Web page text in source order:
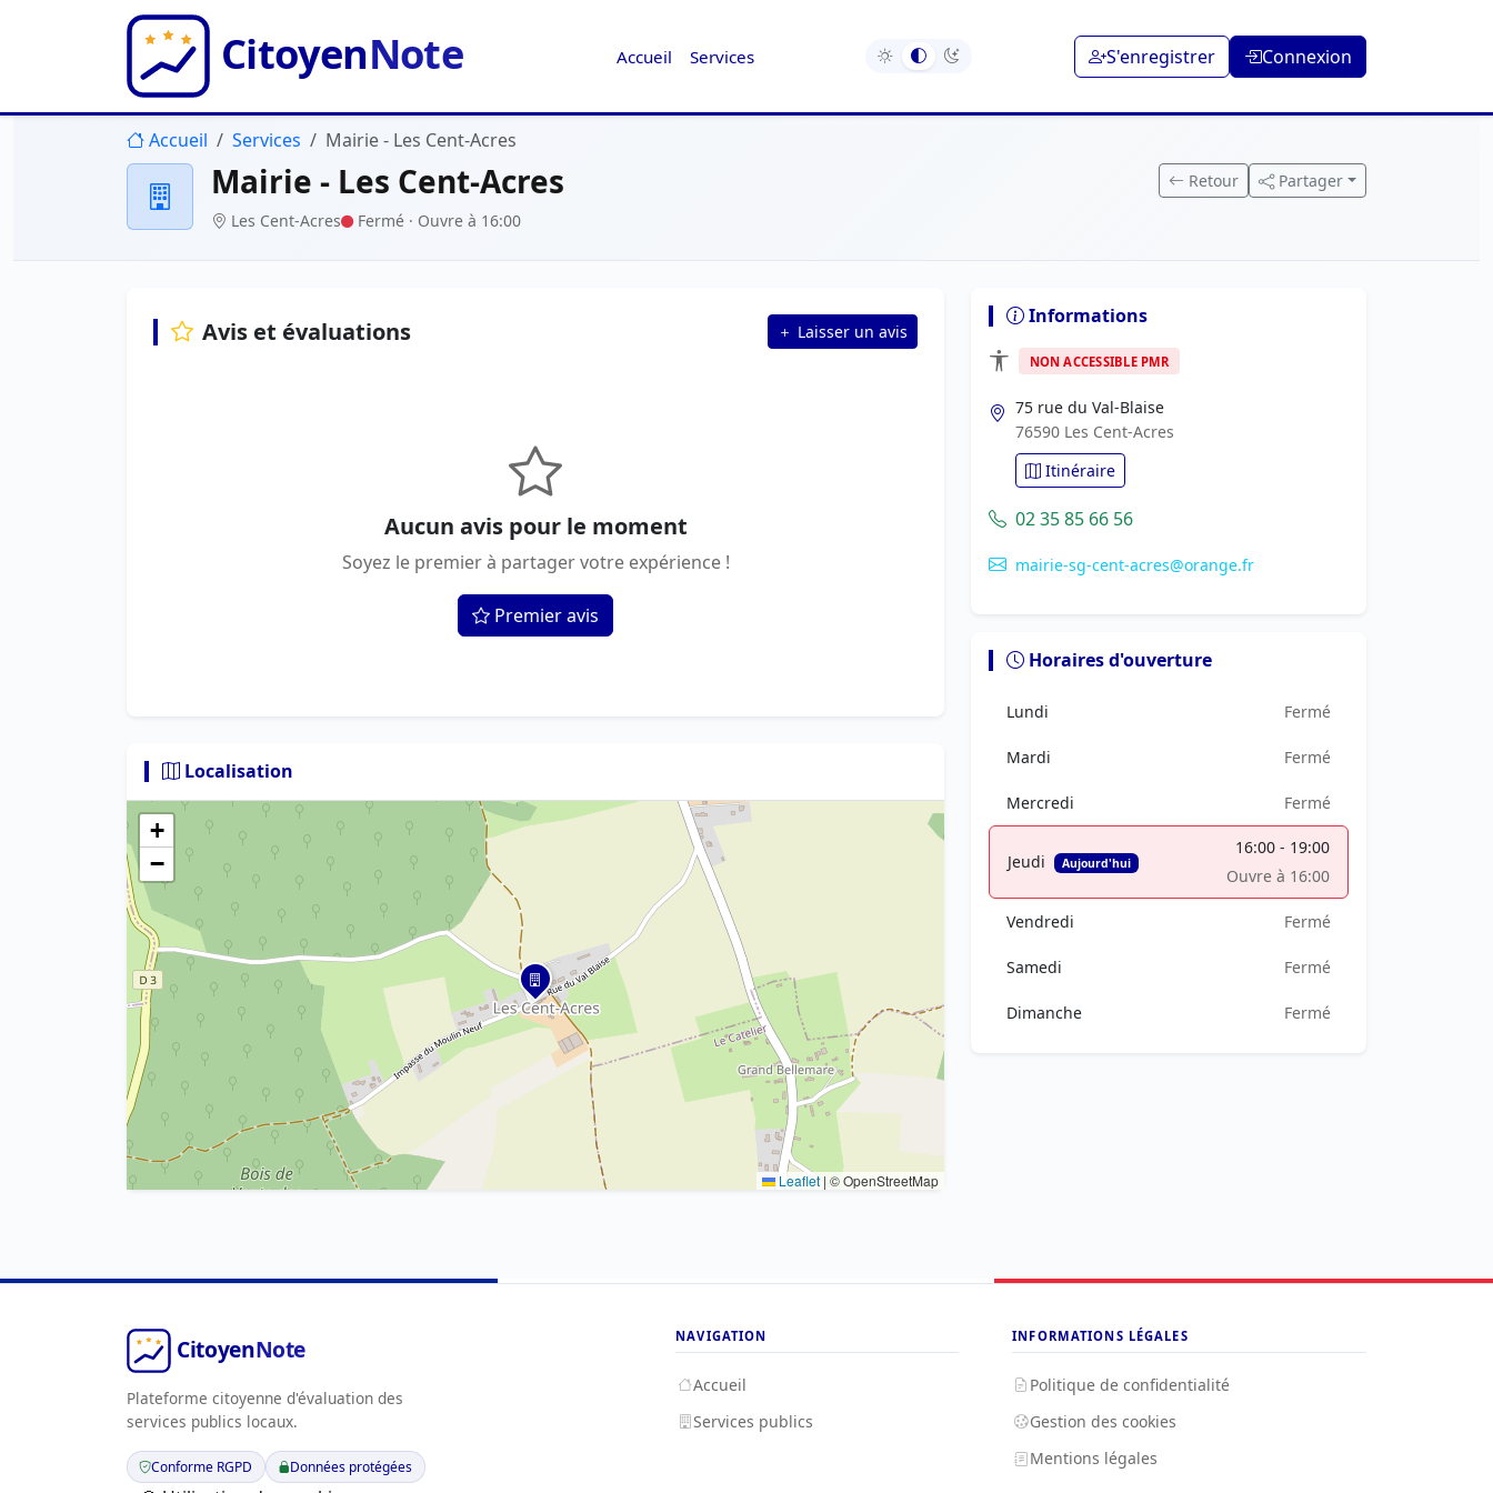
Accueil Services S'enregistrer Connexion
Accueil Services Mairie - Les Cent-Acres
Mairie - Les Cent-Acres
Les Cent-Acres Fermé · Ouvre à 16:00
Retour Partager
Avis et évaluations Laisser un avis
Aucun avis pour le moment
Soyez le premier à partager votre expérience !
Premier avis
Localisation
+
−
Leaflet | © OpenStreetMap
Informations
NON ACCESSIBLE PMR
75 rue du Val-Blaise
76590 Les Cent-Acres
Itinéraire
02 35 85 66 56
mairie-sg-cent-acres@orange.fr
Horaires d'ouverture
Lundi Fermé
Mardi Fermé
Mercredi Fermé
Jeudi Aujourd'hui
16:00 - 19:00
Ouvre à 16:00
Vendredi Fermé
Samedi Fermé
Dimanche Fermé
Plateforme citoyenne d'évaluation des
services publics locaux.
Conforme RGPD Données protégées
NAVIGATION
Accueil
Services publics
INFORMATIONS LÉGALES
Politique de confidentialité
Gestion des cookies
Mentions légales